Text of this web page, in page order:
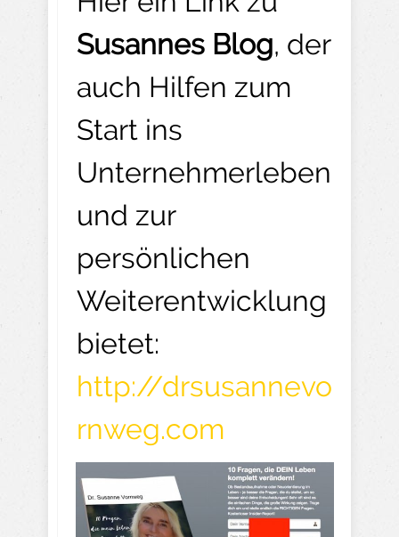
Susannes Blog, der
auch Hilfen zum
Start ins
Unternehmerleben
und zur
persönlichen
Weiterentwicklung
bietet:
http://drsusannevo
rnweg.com